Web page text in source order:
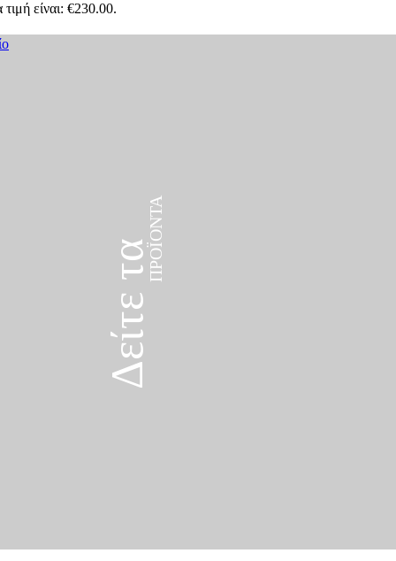
Δείτε ταΠΡΟΪΌΝΤΑ
είναι: €230.00.
Δείτε ταΠΡΟΪΌΝΤΑ